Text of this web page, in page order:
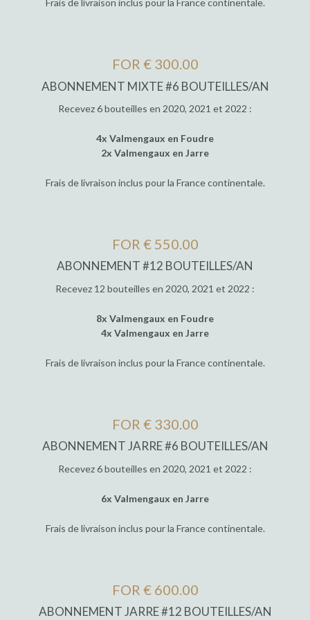
Frais de livraison inclus pour la France continentale.
FOR € 300.00
ABONNEMENT MIXTE #6 BOUTEILLES/AN
Recevez 6 bouteilles en 2020, 2021 et 2022 :
4x Valmengaux en Foudre
2x Valmengaux en Jarre
Frais de livraison inclus pour la France continentale.
FOR € 550.00
ABONNEMENT #12 BOUTEILLES/AN
Recevez 12 bouteilles en 2020, 2021 et 2022 :
8x Valmengaux en Foudre
4x Valmengaux en Jarre
Frais de livraison inclus pour la France continentale.
FOR € 330.00
ABONNEMENT JARRE #6 BOUTEILLES/AN
Recevez 6 bouteilles en 2020, 2021 et 2022 :
6x Valmengaux en Jarre
Frais de livraison inclus pour la France continentale.
FOR € 600.00
ABONNEMENT JARRE #12 BOUTEILLES/AN